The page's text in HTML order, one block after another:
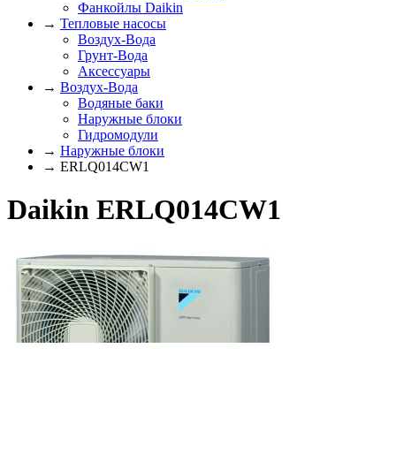
Фанкойлы Daikin
→ Тепловые насосы
Воздух-Вода
Грунт-Вода
Аксессуары
→ Воздух-Вода
Водяные баки
Наружные блоки
Гидромодули
→ Наружные блоки
→ ERLQ014CW1
Daikin ERLQ014CW1